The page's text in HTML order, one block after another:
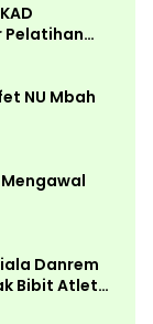
Pelatihan
NU Mbah
Danrem
Bibit Atlet